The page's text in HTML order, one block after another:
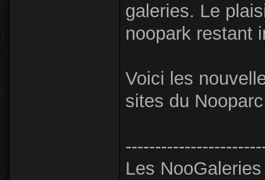
galeries. Le
noopark restant
Voici les
sites du
Les